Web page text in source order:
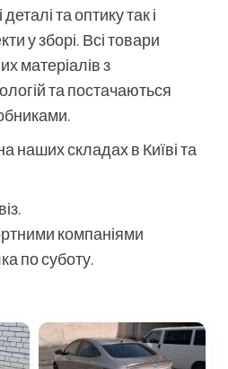
та оптику так і
у зборі. Всі товари
матеріалів з
та постачаються
наших складах в Київі та
компаніями
по суботу.